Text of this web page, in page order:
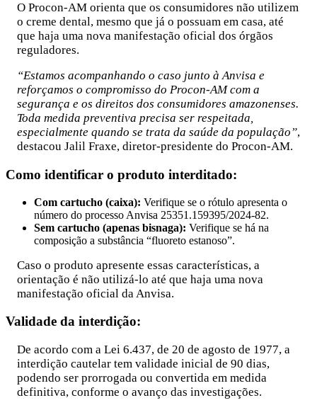
O Procon-AM orienta que os consumidores não utilizem
o creme dental, mesmo que já o possuam em casa, até
que haja uma nova manifestação oficial dos órgãos
reguladores.
“Estamos acompanhando o caso junto à Anvisa e
reforçamos o compromisso do Procon-AM com a
segurança e os direitos dos consumidores amazonenses.
Toda medida preventiva precisa ser respeitada,
especialmente quando se trata da saúde da população”,
destacou Jalil Fraxe, diretor-presidente do Procon-AM.
Como identificar o produto interditado:
Com cartucho (caixa): Verifique se o rótulo apresenta o
número do processo Anvisa 25351.159395/2024-82.
Sem cartucho (apenas bisnaga): Verifique se há na
composição a substância “fluoreto estanoso”.
Caso o produto apresente essas características, a
orientação é não utilizá-lo até que haja uma nova
manifestação oficial da Anvisa.
Validade da interdição:
De acordo com a Lei 6.437, de 20 de agosto de 1977, a
interdição cautelar tem validade inicial de 90 dias,
podendo ser prorrogada ou convertida em medida
definitiva, conforme o avanço das investigações.